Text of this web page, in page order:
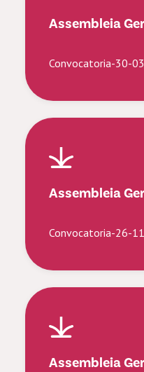
Assembleia
Convocatoria-30-
Assembleia
Convocatoria-26-
Assembleia